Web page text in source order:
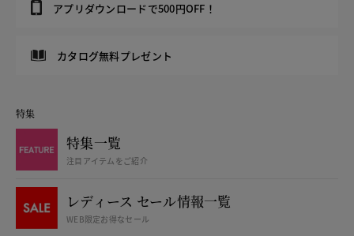
アプリダウンロードで500円OFF！
カタログ無料プレゼント
特集
特集一覧
注目アイテムをご紹介
レディース セール情報一覧
WEB限定お得なセール